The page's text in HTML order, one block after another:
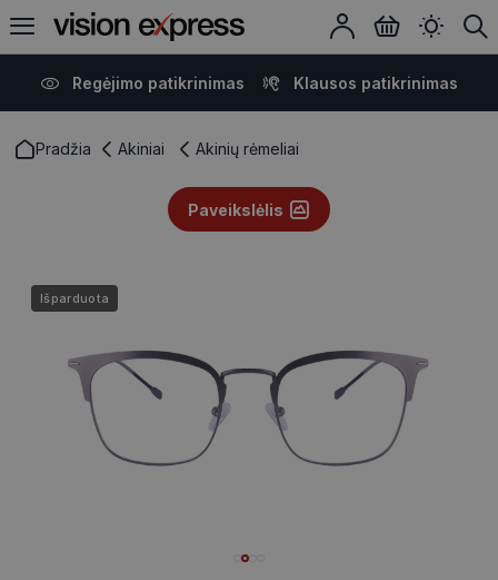
Regėjimo patikrinimas Klausos patikrinimas
Pradžia Akiniai Akinių rėmeliai
Paveikslėlis
Išparduota